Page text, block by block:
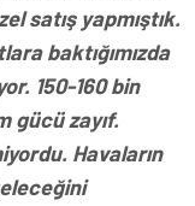
satış yapmıştık.
baktığımızda
150-160 bin
gücü zayıf.
Havaların